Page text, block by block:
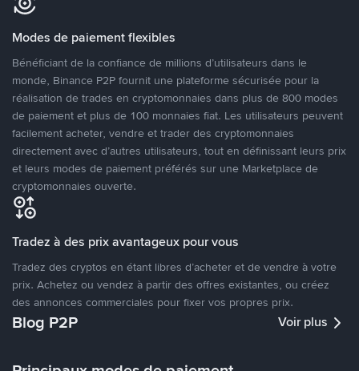
Modes de paiement flexibles
Bénéficiant de la confiance de millions d’utilisateurs dans le
monde, Binance P2P fournit une plateforme sécurisée pour la
réalisation de trades en cryptomonnaies dans plus de 800 modes
de paiement et plus de 100 monnaies fiat. Les utilisateurs peuvent
facilement acheter, vendre et trader des cryptomonnaies
directement avec d’autres utilisateurs, tout en définissant leurs prix
et leurs modes de paiement préférés sur une Marketplace de
cryptomonnaies ouverte.
Tradez à des prix avantageux pour vous
Tradez des cryptos en étant libres d’acheter et de vendre à votre
prix. Achetez ou vendez à partir des offres existantes, ou créez
des annonces commerciales pour fixer vos propres prix.
Blog P2P Voir plus